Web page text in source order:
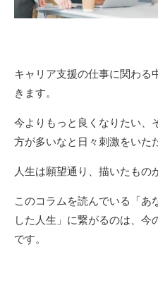
キャリア支援の仕事に関わる
きます。
今よりもっと良くなりたい、
方が多いなと日々刺激をいた
人生は願望通り、描いたもの
このコラムを読んでいる「あ
した人生」に繋がるのは、
です。